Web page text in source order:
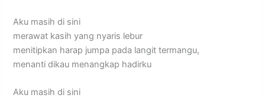
Aku masih di sini
merawat kasih yang nyaris lebur
menitipkan harap jumpa pada langit termangu,
menanti dikau menangkap hadirku
Aku masih di sini